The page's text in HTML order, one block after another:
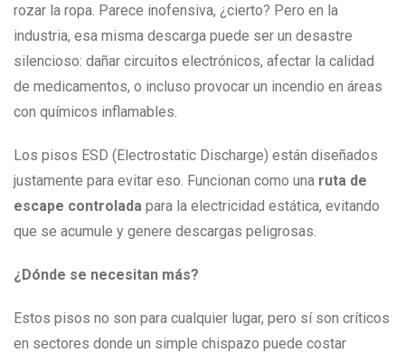
rozar la ropa. Parece inofensiva, ¿cierto? Pero en la
industria, esa misma descarga puede ser un desastre
silencioso: dañar circuitos electrónicos, afectar la calidad
de medicamentos, o incluso provocar un incendio en áreas
con químicos inflamables.
Los pisos ESD (Electrostatic Discharge) están diseñados
justamente para evitar eso. Funcionan como una ruta de
escape controlada para la electricidad estática, evitando
que se acumule y genere descargas peligrosas.
¿Dónde se necesitan más?
Estos pisos no son para cualquier lugar, pero sí son críticos
en sectores donde un simple chispazo puede costar